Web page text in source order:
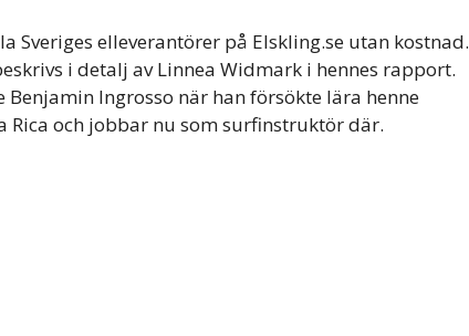
Sveriges elleverantörer på Elskling.se utan kostnad.
i detalj av Linnea Widmark i hennes rapport.
Ingrosso när han försökte lära henne
Rica och jobbar nu som surfinstruktör där.